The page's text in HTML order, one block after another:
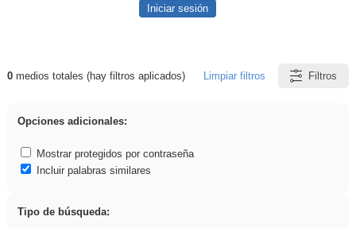
Iniciar sesión
Resultados de: VDj
0medios totales (hay filtros aplicados) Limpiar filtros Filtros
Opciones adicionales:
Mostrar protegidos por contraseña
Incluir palabras similares
Tipo de búsqueda: